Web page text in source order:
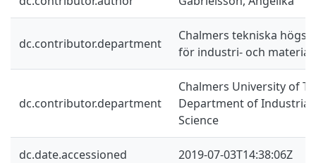
dc.contributor.department
Chalmers tekniska
för industri- och
dc.contributor.department
Chalmers University of
Department of Industrial
Science
dc.date.accessioned 2019-07-03T14:38:06Z